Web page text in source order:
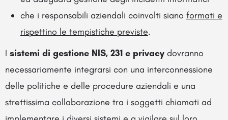
che i responsabili aziendali coinvolti siano formati e
rispettino le tempistiche previste.
I sistemi di gestione NIS, 231 e privacy dovranno
necessariamente integrarsi con una interconnessione
delle politiche e delle procedure aziendali e una
strettissima collaborazione tra i soggetti chiamati ad